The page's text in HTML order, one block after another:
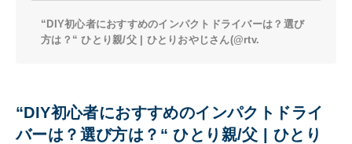
“DIY初心者におすすめのインパクトドライバーは？選び
方は？“ ひとり親/父 | ひとりおやじさん(@rtv.
“DIY初心者におすすめのインパクトドライ
バーは？選び方は？“ ひとり親/父 | ひとり